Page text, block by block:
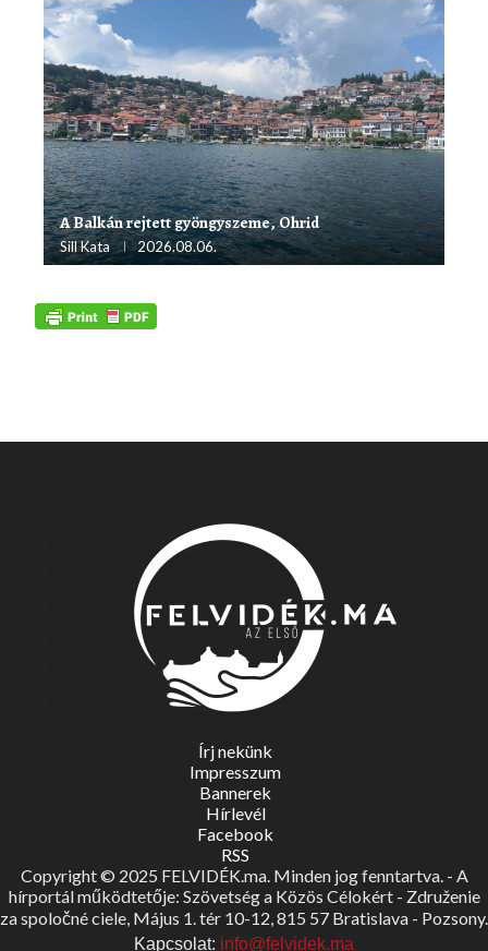
A Balkán rejtett gyöngyszeme, Ohrid
Sill Kata 2026.08.06.
Írj nekünk
Impresszum
Bannerek
Hírlevél
Facebook
RSS
Copyright © 2025 FELVIDÉK.ma. Minden jog fenntartva. - A
hírportál működtetője: Szövetség a Közös Célokért - Združenie
za spoločné ciele, Május 1. tér 10-12, 815 57 Bratislava - Pozsony.
Kapcsolat: info@felvidek.ma